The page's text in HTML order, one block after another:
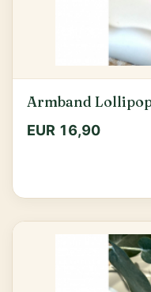
Armband
EUR 16,90